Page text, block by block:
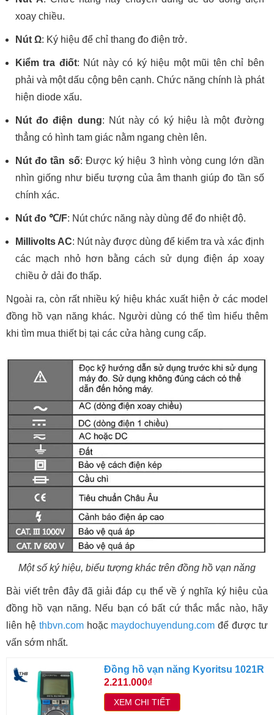
xoay chiều.
Nút Ω: Ký hiệu để chỉ thang đo điện trở.
Kiểm tra điốt: Nút này có ký hiệu một mũi tên chỉ bên
phải và một dấu cộng bên cạnh. Chức năng chính là phát
hiện diode xấu.
Nút đo điện dung: Nút này có ký hiệu là một đường
thẳng có hình tam giác nằm ngang chèn lên.
Nút đo tần số: Được ký hiệu 3 hình vòng cung lớn dần
nhìn giống như biểu tượng của âm thanh giúp đo tần số
chính xác.
Nút đo ℃/F: Nút chức năng này dùng để đo nhiệt độ.
Millivolts AC: Nút này được dùng để kiểm tra và xác định
các mạch nhỏ hơn bằng cách sử dụng điện áp xoay
chiều ở dải đo thấp.
Ngoài ra, còn rất nhiều ký hiệu khác xuất hiện ở các model
đồng hồ vạn năng khác. Người dùng có thể tìm hiểu thêm
khi tìm mua thiết bị tại các cửa hàng cung cấp.
Một số ký hiệu, biểu tượng khác trên đồng hồ vạn năng
Bài viết trên đây đã giải đáp cụ thể về ý nghĩa ký hiệu của
đồng hồ vạn năng. Nếu bạn có bất cứ thắc mắc nào, hãy
liên hệthbvn.comhoặc maydochuyendung.com để được tư
vấn sớm nhất.
Đồng hồ vạn năng Kyoritsu 1021R
2.211.000₫
XEM CHI TIẾT